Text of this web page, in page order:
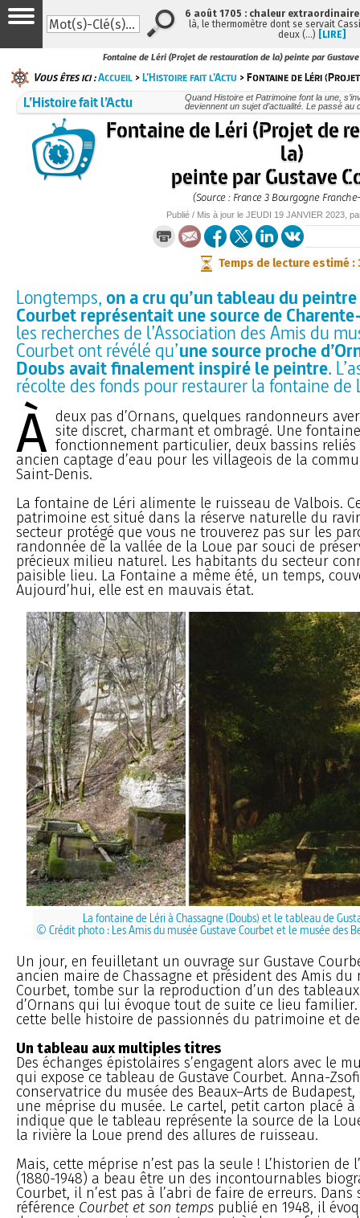
Fontaine de Léri (Projet de restauration de la) peinte par
Vous êtes ici :Accueil >L’Histoire fait l’Actu > Fontaine de Léri
L’Histoire fait l’Actu
Quand Histoire et Patrimoine font la une,
deviennent un sujet d’actualité. Le passé au
Fontaine de Léri (Projet de
la)
peinte par Gustave
(Source : France 3 Bourgogne
Publié / Mis à jour le JEUDI 19 JANVIER 2023 ,
Temps de lecture estimé :
Longtemps,on a cru qu’un tableau du
Courbet représentait une source de
les recherches de l’Association des Amis du
Courbet ont révélé qu’une source proche
Doubs avait finalement inspiré le peintre.
récolte des fonds pour restaurer la fontaine de
À deux pas d’Ornans, quelques randonneurs
site discret, charmant et ombragé. Une
fonctionnement particulier, deux bassins reliés
ancien captage d’eau pour les villageois de la
Saint-Denis.
La fontaine de Léri alimente le ruisseau de Valbois.
patrimoine est situé dans la réserve naturelle du
secteur protégé que vous ne trouverez pas sur les
randonnée de la vallée de la Loue par souci de
précieux milieu naturel. Les habitants du secteur
paisible lieu. La Fontaine a même été, un temps,
Aujourd’hui, elle est en mauvais état.
La fontaine de Léri à Chassagne (Doubs) et le tableau de
© Crédit photo : Les Amis du musée Gustave Courbet et le musée des
Un jour, en feuilletant un ouvrage sur Gustave
ancien maire de Chassagne et président des Amis du
Courbet, tombe sur la reproduction d’un des
d’Ornans qui lui évoque tout de suite ce lieu familier.
cette belle histoire de passionnés du patrimoine et
Un tableau aux multiples titres
Des échanges épistolaires s’engagent alors avec le
qui expose ce tableau de Gustave Courbet. Anna-
conservatrice du musée des Beaux–Arts de
une méprise du musée. Le cartel, petit carton placé à
indique que le tableau représente la source de la
la rivière la Loue prend des allures de ruisseau.
Mais, cette méprise n’est pas la seule ! L’historien de
(1880-1948) a beau être un des incontournables
Courbet, il n’est pas à l’abri de faire de erreurs. Dans
référence Courbet et son temps publié en 1948, il
6 août 1705 : chaleur
là, le thermomètre dont se servait
deux (…) [LIRE]